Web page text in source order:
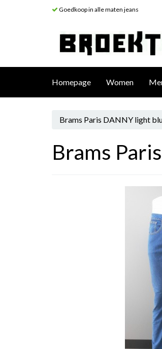
Goedkoop in alle maten jeans
Homepage Women
Brams Paris DANNY light
Brams